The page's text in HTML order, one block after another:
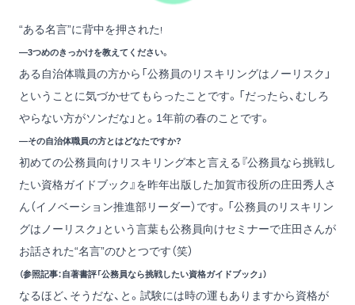
“ある名言”に背中を押された !
―3つめのきっかけを教えてください。
ある自治体職員の方から「公務員のリスキリングはノーリスク」
ということに気づかせてもらったことです。「だったら、むしろ
やらない方がソンだな」と。1年前の春のことです。
―その自治体職員の方とはどなたですか?
初めての公務員向けリスキリング本と言える『公務員なら挑戦し
たい資格ガイドブック』を昨年出版した加賀市役所の庄田秀人さ
ん（イノベーション推進部リーダー）です。「公務員のリスキリン
グはノーリスク」という言葉も公務員向けセミナーで庄田さんが
お話された“名言”のひとつです（笑）
（参照記事：自著書評「公務員なら挑戦したい資格ガイドブック」）
なるほど、そうだな、と。試験には時の運もありますから資格が